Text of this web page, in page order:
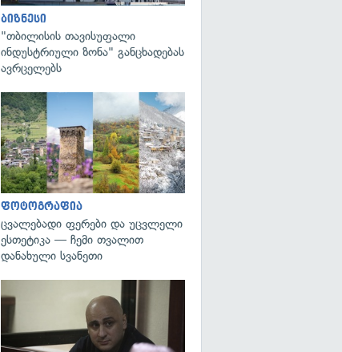
ბიზნესი
"თბილისის თავისუფალი
ინდუსტრიული ზონა" განცხადებას
ავრცელებს
ფოტოგრაფია
ცვალებადი ფერები და უცვლელი
ესთეტიკა — ჩემი თვალით
დანახული სვანეთი